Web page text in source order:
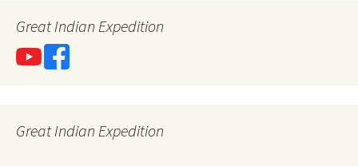
Great Indian Expedition
Great Indian Expedition